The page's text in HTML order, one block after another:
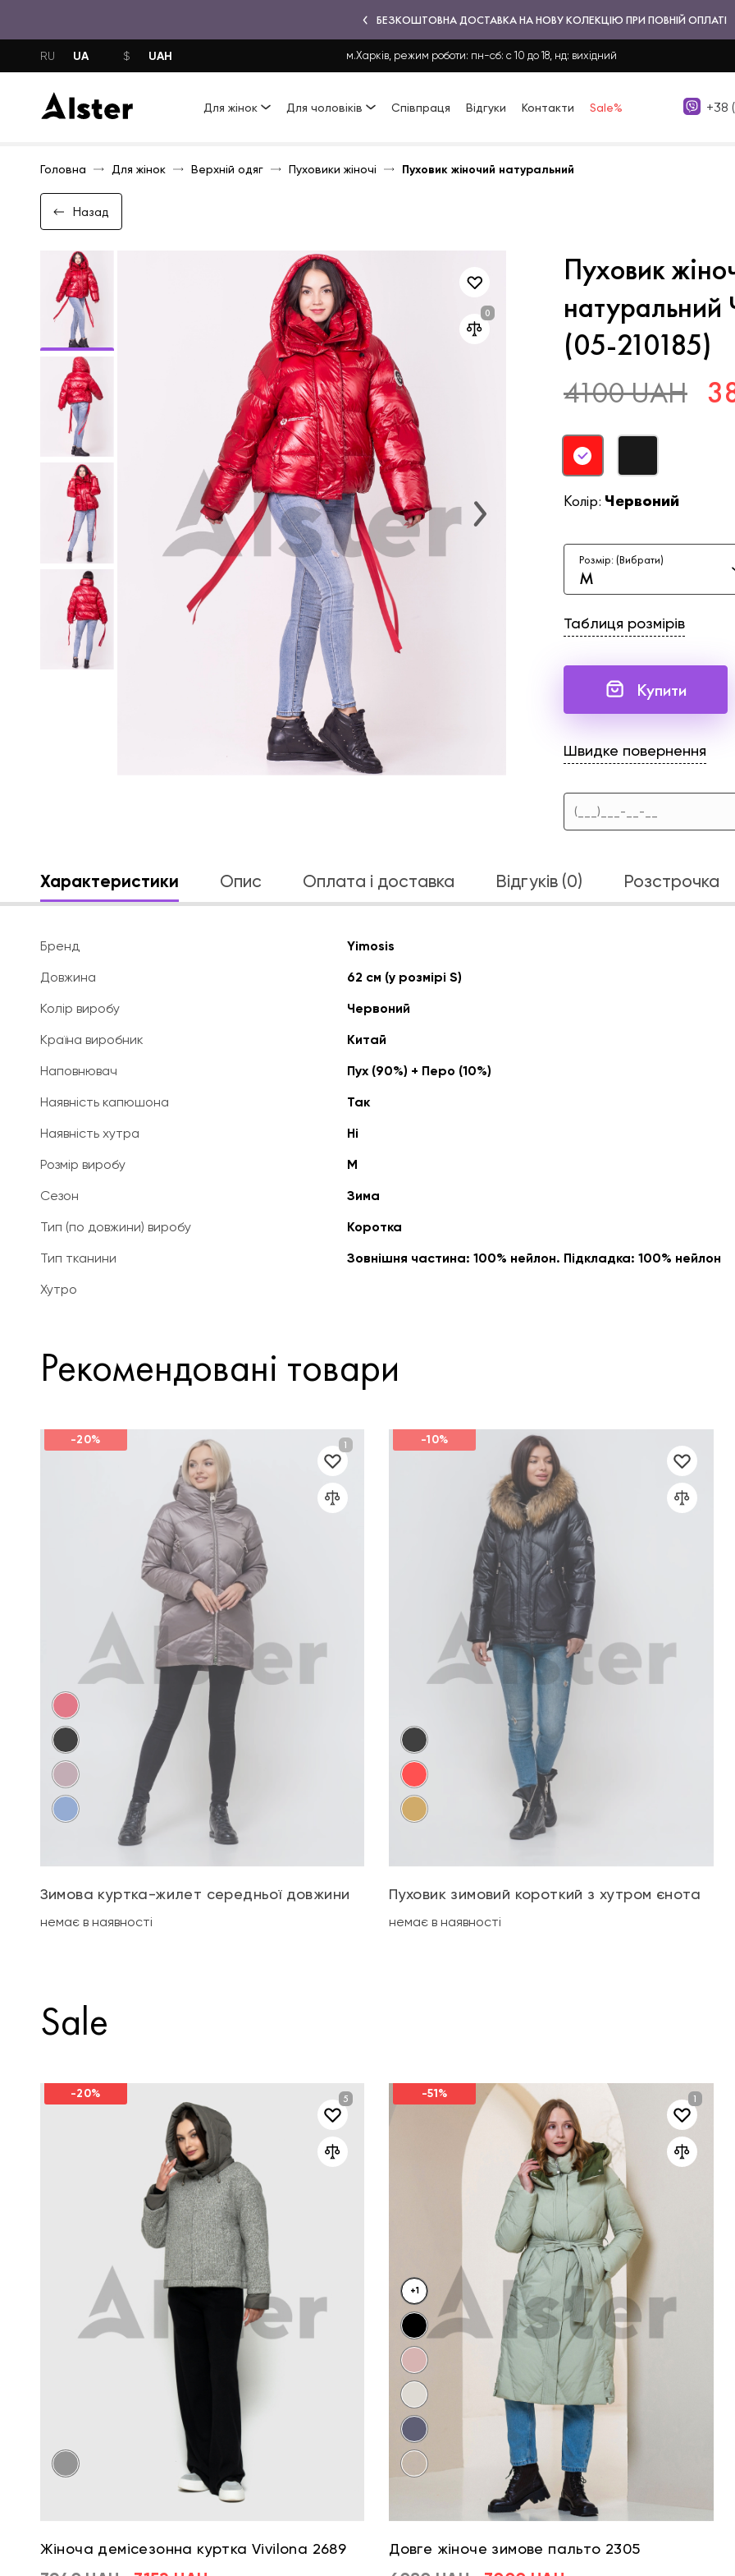
БЕЗКОШТОВНА ДОСТАВКА НА НОВУ КОЛЕКЦІЮ ПРИ ПОВНІЙ ОПЛАТІ
RU UA $ UAH м.Харків, режим роботи: пн-сб: с 10 до 18, нд: вихідний
Для жінок Для чоловіків Співпраця Відгуки Контакти Sale% +38
Головна Для жінок Верхній одяг Пуховики жіночі Пуховик жіночий натуральний
Назад
Пуховик
натуральний
(05-210185)
4100 UAH
Колір: Червоний
Розмір: (Вибрати)
M
Таблиця розмірів
Купити
Швидке повернення
Характеристики Опис Оплата і доставка Відгуків (0) Розстрочка
Бренд
Yimosis
Довжина
62 см (у розмірі S)
Колір виробу
Червоний
Країна виробник
Китай
Наповнювач
Пух (90%) + Перо (10%)
Наявність капюшона
Так
Наявність хутра
Ні
Розмір виробу
M
Сезон
Зима
Тип (по довжини) виробу
Коротка
Тип тканини
Зовнішня частина: 100% нейлон. Підкладка: 100% нейлон
Хутро
Рекомендовані товари
-20%
Зимова куртка-жилет середньої довжини
немає в наявності
-10%
Пуховик зимовий короткий з хутром єнота
немає в наявності
Sale
-20%
Жіноча демісезонна куртка Vivilona 2689
-51%
+1
Довге жіноче зимове пальто 2305